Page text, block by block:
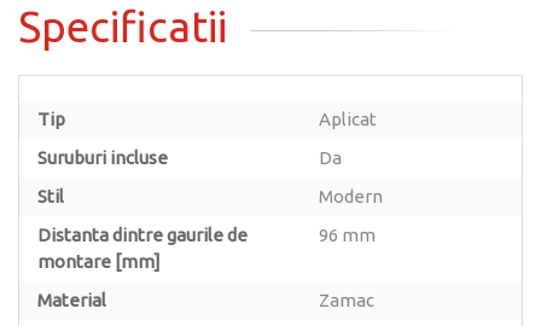
Specificatii
Tip
Aplicat
Suruburi incluse
Da
Stil
Modern
Distanta dintre gaurile de
montare [mm]
96 mm
Material
Zamac